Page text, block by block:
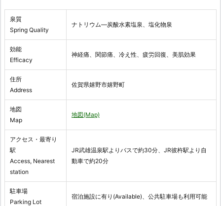
泉質
Spring Quality
ナトリウム―炭酸水素塩泉、塩化物泉
効能
Efficacy
神経痛、関節痛、冷え性、疲労回復、美肌効果
住所
Address
佐賀県嬉野市嬉野町
地図
Map
地図(Map)
アクセス・最寄り
駅
Access, Nearest
station
JR武雄温泉駅よりバスで約30分、JR彼杵駅より自
動車で約20分
駐車場
Parking Lot
宿泊施設に有り(Available)、公共駐車場も利用可能